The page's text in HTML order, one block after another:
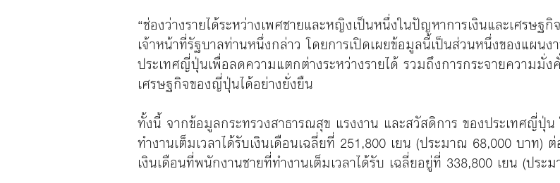
“ช่องว่างรายได้ระหว่างเพศชายและหญิงเป็นหนึ่งในปัญหาการเงินและเศรษ
เจ้าหน้าที่รัฐบาลท่านหนึ่งกล่าว โดยการเปิดเผยข้อมูลนี้เป็นส่วนหนึ่งของแผน
ประเทศญี่ปุ่นเพื่อลดความแตกต่างระหว่างรายได้ รวมถึงการกระจายความมั่
เศรษฐกิจของญี่ปุ่นได้อย่างยั่งยืน
ทั้งนี้ จากข้อมูลกระทรวงสาธารณสุข แรงงาน และสวัสดิการ ของประเทศญี่
ทำงานเต็มเวลาได้รับเงินเดือนเฉลี่ยที่ 251,800 เยน (ประมาณ 68,000 บาท
เงินเดือนที่พนักงานชายที่ทำงานเต็มเวลาได้รับ เฉลี่ยอยู่ที่ 338,800 เยน (ประ